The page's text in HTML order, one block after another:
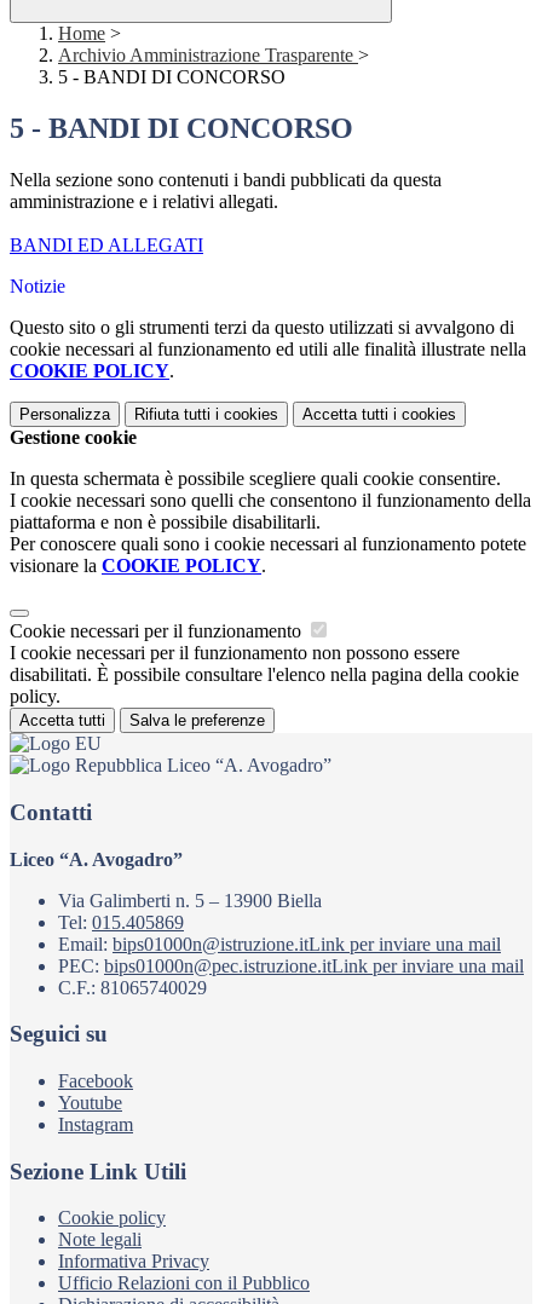
Home >
Archivio Amministrazione Trasparente >
5 - BANDI DI CONCORSO
5 - BANDI DI CONCORSO
Nella sezione sono contenuti i bandi pubblicati da questa
amministrazione e i relativi allegati.
BANDI ED ALLEGATI
Notizie
Questo sito o gli strumenti terzi da questo utilizzati si avvalgono di
cookie necessari al funzionamento ed utili alle finalità illustrate nella
COOKIE POLICY.
Personalizza Rifiuta tutti i cookies Accetta tutti i cookies
Gestione cookie
In questa schermata è possibile scegliere quali cookie consentire.
I cookie necessari sono quelli che consentono il funzionamento della
piattaforma e non è possibile disabilitarli.
Per conoscere quali sono i cookie necessari al funzionamento potete
visionare la COOKIE POLICY.
Cookie necessari per il funzionamento
I cookie necessari per il funzionamento non possono essere
disabilitati. È possibile consultare l'elenco nella pagina della cookie
policy.
Accetta tutti Salva le preferenze
Liceo “A. Avogadro”
Contatti
Liceo “A. Avogadro”
Via Galimberti n. 5 – 13900 Biella
Tel: 015.405869
Email: bips01000n@istruzione.itLink per inviare una mail
PEC: bips01000n@pec.istruzione.itLink per inviare una mail
C.F.: 81065740029
Seguici su
Facebook
Youtube
Instagram
Sezione Link Utili
Cookie policy
Note legali
Informativa Privacy
Ufficio Relazioni con il Pubblico